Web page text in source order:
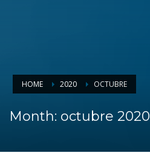
HOME 2020 OCTUBRE
Month: octubre 2020